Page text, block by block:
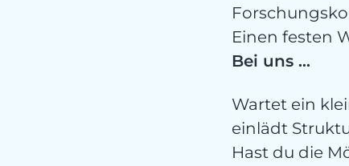
Einen festen
Bei uns …
Wartet ein
einlädt
Hast du die